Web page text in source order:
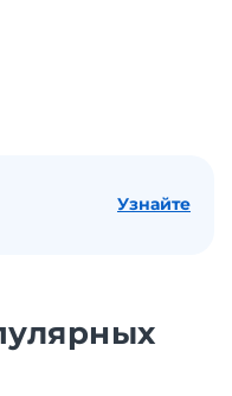
Узнайте